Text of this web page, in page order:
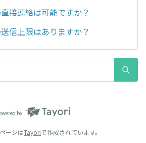
接連絡は可能ですか？
信上限はありますか？
by
ージはTayoriで作成されています。